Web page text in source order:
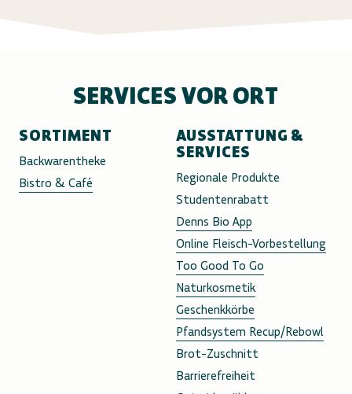
SERVICES VOR ORT
SORTIMENT
Backwarentheke
Bistro & Café
AUSSTATTUNG &
SERVICES
Regionale Produkte
Studentenrabatt
Denns Bio App
Online Fleisch-Vorbestellung
Too Good To Go
Naturkosmetik
Geschenkkörbe
Pfandsystem Recup/Rebowl
Brot-Zuschnitt
Barrierefreiheit